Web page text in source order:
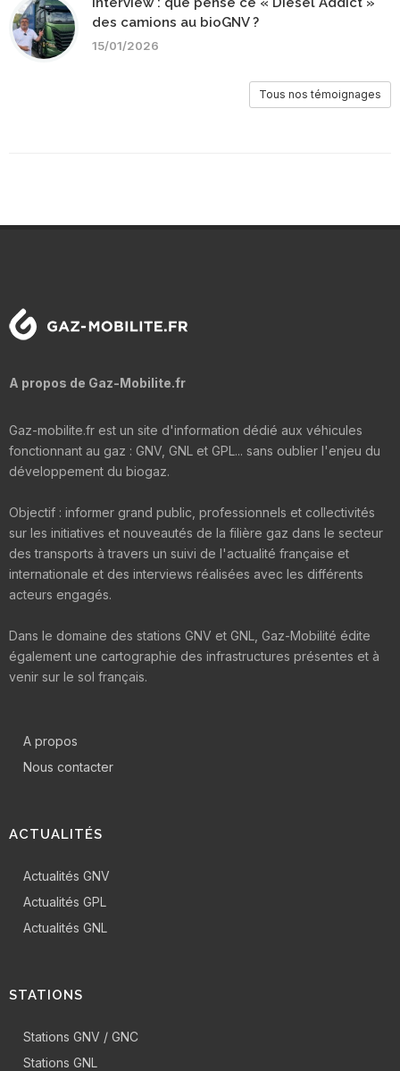
des camions au bioGNV ?
15/01/2026
Tous nos témoignages
A propos de Gaz-Mobilite.fr
Gaz-mobilite.fr est un site d'information dédié aux véhicules
fonctionnant au gaz : GNV, GNL et GPL... sans oublier l'enjeu du
développement du biogaz.
Objectif : informer grand public, professionnels et collectivités
sur les initiatives et nouveautés de la filière gaz dans le secteur
des transports à travers un suivi de l'actualité française et
internationale et des interviews réalisées avec les différents
acteurs engagés.
Dans le domaine des stations GNV et GNL, Gaz-Mobilité édite
également une cartographie des infrastructures présentes et à
venir sur le sol français.
A propos
Nous contacter
ACTUALITÉS
Actualités GNV
Actualités GPL
Actualités GNL
STATIONS
Stations GNV / GNC
Stations GNL